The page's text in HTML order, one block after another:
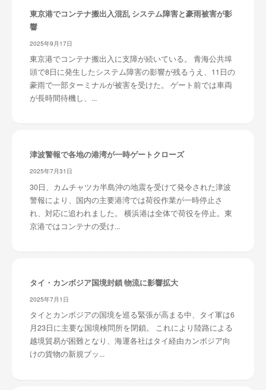
東京港でコンテナ搬出入混乱 システム障害と豪雨被害が影
響
2025年9月17日
東京港でコンテナ搬出入に支障が続いている。 青海公共埠
頭で8日に発生したシステム障害の影響が残るうえ、11日の
豪雨で一部ターミナルが被害を受けた。 ゲート前では車両
が長時間待機し、...
津波警報で各地の港湾が一時ゲートクローズ
2025年7月31日
30日、カムチャツカ半島沖の地震を受けて発令された津波
警報により、国内の主要港湾では荷役作業が一時停止さ
れ、対応に追われました。 横浜港は全体で荷役を停止。東
京港ではコンテナの受け...
タイ・カンボジア国境封鎖 物流に影響拡大
2025年7月1日
タイとカンボジアの国境を巡る緊張が高まる中、タイ軍は6
月23日に主要な国境検問所を閉鎖。 これにより陸路による
越境貿易が困難となり、海運各社はタイ経由カンボジア向
けの貨物の新規ブッ...